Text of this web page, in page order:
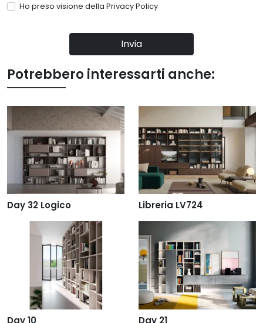
Ho preso visione della Privacy Policy
Invia
Potrebbero interessarti anche:
Day 32 Logico Libreria LV724
Day 10 Day 21